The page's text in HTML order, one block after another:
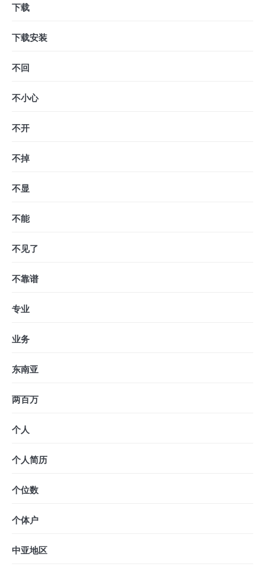
下载
下载安装
不回
不小心
不开
不掉
不显
不能
不见了
不靠谱
专业
业务
东南亚
两百万
个人
个人简历
个位数
个体户
中亚地区